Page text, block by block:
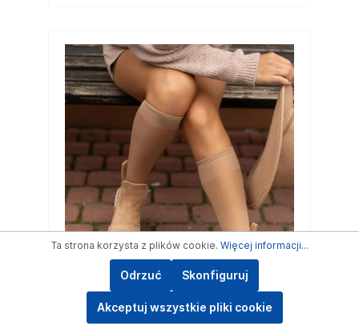
Ta strona korzysta z plików cookie. Więcej informacji...
Odrzuć Skonfiguruj
Akceptuj wszystkie pliki cookie